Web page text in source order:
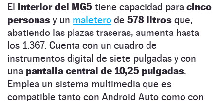
El interior del MG5 tiene capacidad para cinco
personas y un maletero de 578 litros que,
abatiendo las plazas traseras, aumenta hasta
los 1.367. Cuenta con un cuadro de
instrumentos digital de siete pulgadas y con
una pantalla central de 10,25 pulgadas.
Emplea un sistema multimedia que es
compatible tanto con Android Auto como con